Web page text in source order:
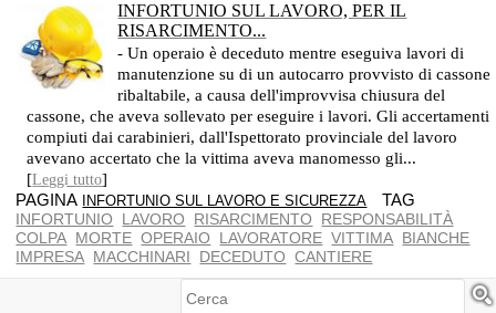
INFORTUNIO SUL LAVORO, PER IL
RISARCIMENTO...
- Un operaio è deceduto mentre eseguiva lavori di
manutenzione su di un autocarro provvisto di cassone
ribaltabile, a causa dell'improvvisa chiusura del
cassone, che aveva sollevato per eseguire i lavori. Gli accertamenti
compiuti dai carabinieri, dall'Ispettorato provinciale del lavoro
avevano accertato che la vittima aveva manomesso gli...
[Leggi tutto]
PAGINA INFORTUNIO SUL LAVORO E SICUREZZA TAG
INFORTUNIO LAVORO RISARCIMENTO
RESPONSABILITÀ
COLPA MORTE OPERAIO LAVORATORE VITTIMA BIANCHE
IMPRESA MACCHINARI DECEDUTO CANTIERE
Cerca